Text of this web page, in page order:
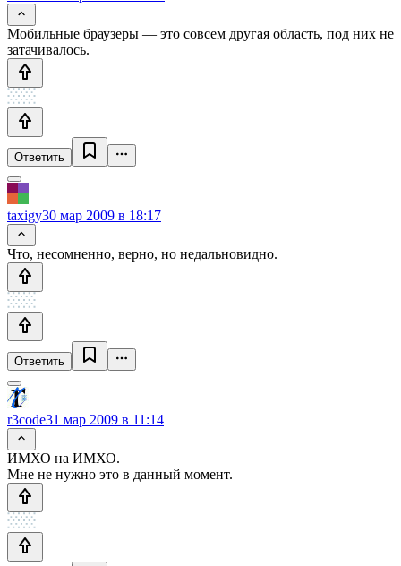
Мобильные браузеры — это совсем другая область, под них не
затачивалось.
Ответить
taxigy30 мар 2009 в 18:17
Что, несомненно, верно, но недальновидно.
Ответить
r3code31 мар 2009 в 11:14
ИМХО на ИМХО.
Мне не нужно это в данный момент.